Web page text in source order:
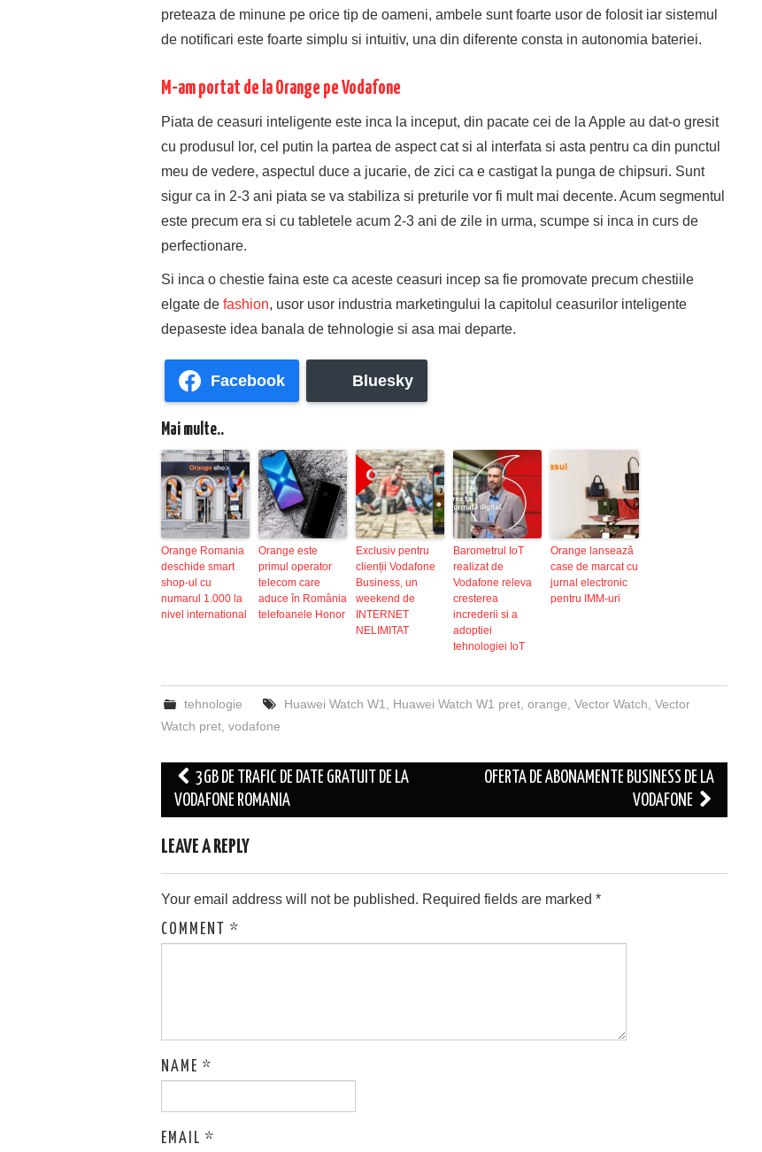
preteaza de minune pe orice tip de oameni, ambele sunt foarte usor de folosit iar sistemul
de notificari este foarte simplu si intuitiv, una din diferente consta in autonomia bateriei.
M-am portat de la Orange pe Vodafone
Piata de ceasuri inteligente este inca la inceput, din pacate cei de la Apple au dat-o gresit
cu produsul lor, cel putin la partea de aspect cat si al interfata si asta pentru ca din punctul
meu de vedere, aspectul duce a jucarie, de zici ca e castigat la punga de chipsuri. Sunt
sigur ca in 2-3 ani piata se va stabiliza si preturile vor fi mult mai decente. Acum segmentul
este precum era si cu tabletele acum 2-3 ani de zile in urma, scumpe si inca in curs de
perfectionare.
Si inca o chestie faina este ca aceste ceasuri incep sa fie promovate precum chestiile
elgate de fashion, usor usor industria marketingului la capitolul ceasurilor inteligente
depaseste idea banala de tehnologie si asa mai departe.
Facebook Bluesky
Mai multe..
Orange Romania
deschide smart
shop-ul cu
numarul 1.000 la
nivel international
Orange este
primul operator
telecom care
aduce în România
telefoanele Honor
Exclusiv pentru
clienții Vodafone
Business, un
weekend de
INTERNET
NELIMITAT
Barometrul IoT
realizat de
Vodafone releva
cresterea
increderii si a
adoptiei
tehnologiei IoT
Orange lansează
case de marcat cu
jurnal electronic
pentru IMM-uri
tehnologie Huawei Watch W1, Huawei Watch W1 pret, orange, Vector Watch, Vector
Watch pret, vodafone
Post
navigation
3GB DE TRAFIC DE DATE GRATUIT DE LA
VODAFONE ROMANIA
OFERTA DE ABONAMENTE BUSINESS DE LA
VODAFONE
LEAVE A REPLY
Your email address will not be published. Required fields are marked *
COMMENT *
NAME *
EMAIL *